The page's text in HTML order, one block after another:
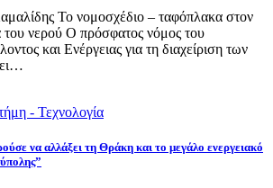
Το νομοσχέδιο – ταφόπλακα στον
του νερού Ο πρόσφατος νόμος του
και Ενέργειας για τη διαχείριση των
- Τεχνολογία
να αλλάξει τη Θράκη και το μεγάλο ενεργειακό